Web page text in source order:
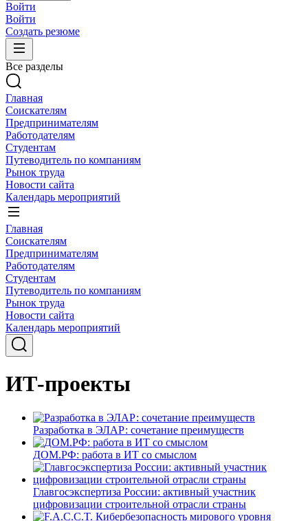
Войти
Войти
Создать резюме
Все разделы
Главная
Соискателям
Предпринимателям
Работодателям
Студентам
Путеводитель по компаниям
Рынок труда
Новости сайта
Календарь мероприятий
Главная
Соискателям
Предпринимателям
Работодателям
Студентам
Путеводитель по компаниям
Рынок труда
Новости сайта
Календарь мероприятий
ИТ-проекты
Разработка в ЭЛАР: сочетание преимуществ
ДОМ.РФ: работа в ИТ со смыслом
Главгосэкспертиза России: активный участник
цифровизации строительной отрасли страны